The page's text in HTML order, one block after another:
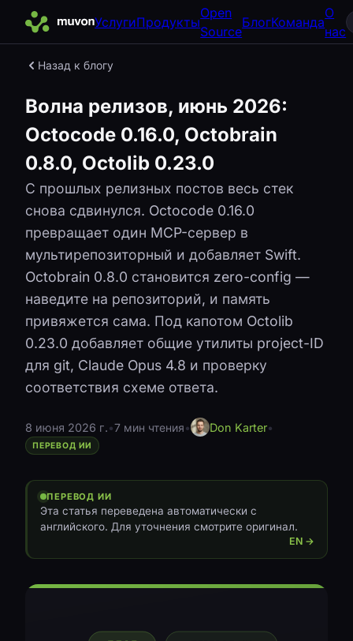
УслугиПродукты
Open
Source
БлогКоманда
О
нас
Назад к блогу
Волна релизов, июнь 2026:
Octocode 0.16.0, Octobrain
0.8.0, Octolib 0.23.0
С прошлых релизных постов весь стек
снова сдвинулся. Octocode 0.16.0
превращает один MCP-сервер в
мультирепозиторный и добавляет Swift.
Octobrain 0.8.0 становится zero-config —
наведите на репозиторий, и память
привяжется сама. Под капотом Octolib
0.23.0 добавляет общие утилиты project-ID
для git, Claude Opus 4.8 и проверку
соответствия схеме ответа.
8 июня 2026 г.•7 мин чтения• Don Karter•
ПЕРЕВОД ИИ
ПЕРЕВОД ИИ
Эта статья переведена автоматически с
английского. Для уточнения смотрите оригинал.
EN →